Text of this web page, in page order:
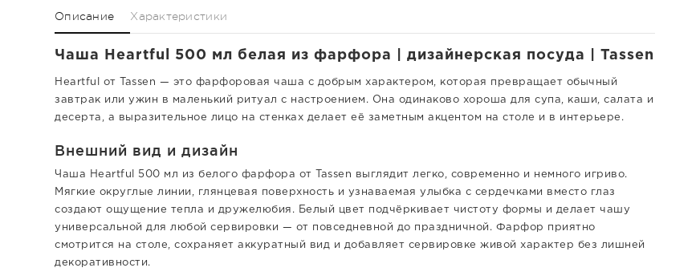
Описание Характеристики
Чаша Heartful 500 мл белая из фарфора | дизайнерская посуда | Tassen
Heartful от Tassen — это фарфоровая чаша с добрым характером, которая превращает обычный
завтрак или ужин в маленький ритуал с настроением. Она одинаково хороша для супа, каши, салата и
десерта, а выразительное лицо на стенках делает её заметным акцентом на столе и в интерьере.
Внешний вид и дизайн
Чаша Heartful 500 мл из белого фарфора от Tassen выглядит легко, современно и немного игриво.
Мягкие округлые линии, глянцевая поверхность и узнаваемая улыбка с сердечками вместо глаз
создают ощущение тепла и дружелюбия. Белый цвет подчёркивает чистоту формы и делает чашу
универсальной для любой сервировки — от повседневной до праздничной. Фарфор приятно
смотрится на столе, сохраняет аккуратный вид и добавляет сервировке живой характер без лишней
декоративности.